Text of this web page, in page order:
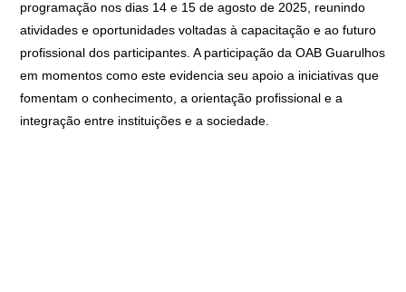
programação nos dias 14 e 15 de agosto de 2025, reunindo
atividades e oportunidades voltadas à capacitação e ao futuro
profissional dos participantes. A participação da OAB Guarulhos
em momentos como este evidencia seu apoio a iniciativas que
fomentam o conhecimento, a orientação profissional e a
integração entre instituições e a sociedade.